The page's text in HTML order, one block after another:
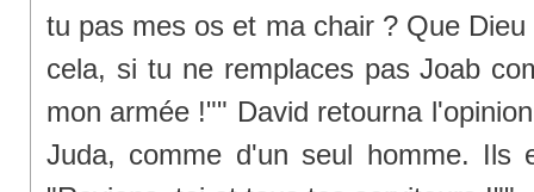
tu pas mes os et ma chair ? Que
cela, si tu ne remplaces pas Joab
mon armée !"" David retourna
Juda, comme d'un seul homme. Ils